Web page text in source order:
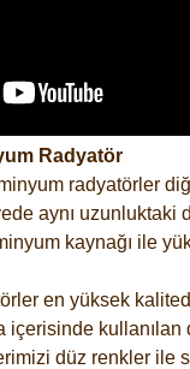
Radyatör
radyatörler
aynı uzunluktaki
kaynağı ile
en yüksek
kullanılan
düz renkler